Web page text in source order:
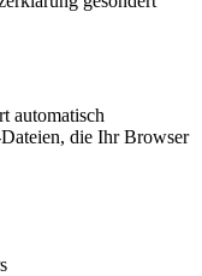
automatisch
die Ihr Browser